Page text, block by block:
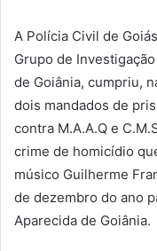
A Polícia Civil de
Grupo de
de Goiânia, cumpriu,
dois mandados de
contra M.A.A.Q e
crime de homicídio
músico Guilherme
de dezembro do ano
Aparecida de Goiânia.